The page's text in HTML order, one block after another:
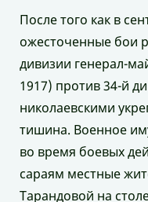
После того как в
ожесточенные бои
дивизии генерал-
1917) против 34-й
николаевскими
тишина. Военное
во время боевых
сараям местные
Тарандовой на